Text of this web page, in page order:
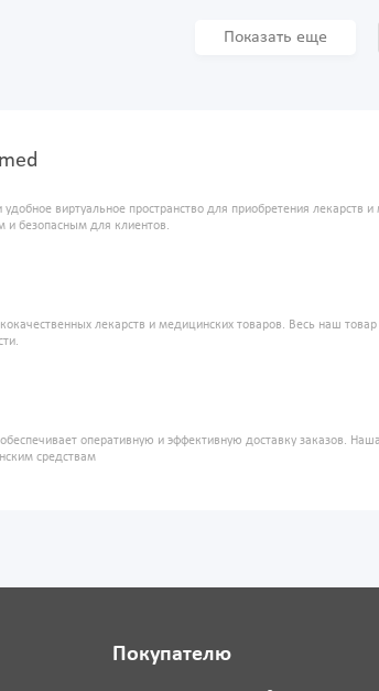
Показать еще
виртуальное пространство для приобретения
и безопасным для клиентов.
лекарств и медицинских товаров. Весь наш
оперативную и эффективную доставку заказов.
средствам
Покупателю